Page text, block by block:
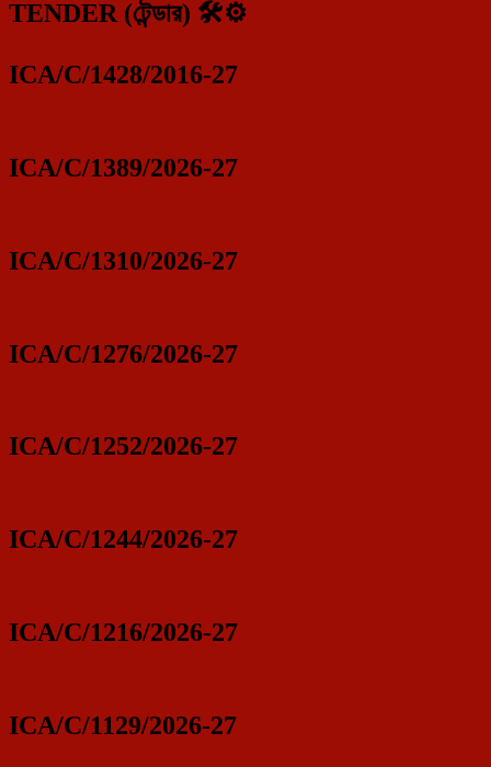
TENDER (টেন্ডার) 🛠️⚙️
ICA/C/1428/2016-27
ICA/C/1389/2026-27
ICA/C/1310/2026-27
ICA/C/1276/2026-27
ICA/C/1252/2026-27
ICA/C/1244/2026-27
ICA/C/1216/2026-27
ICA/C/1129/2026-27